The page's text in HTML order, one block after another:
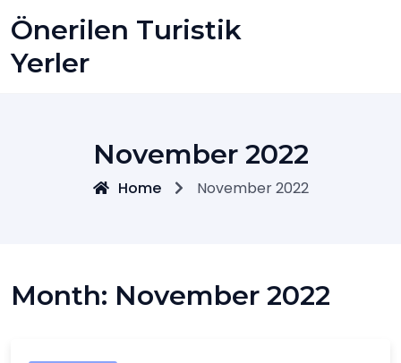
to
content
Önerilen Turistik
Yerler
November 2022
Home November 2022
Month: November 2022